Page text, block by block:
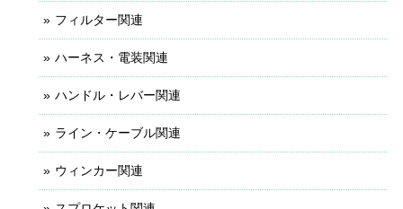
フィルター関連
ハーネス・電装関連
ハンドル・レバー関連
ライン・ケーブル関連
ウィンカー関連